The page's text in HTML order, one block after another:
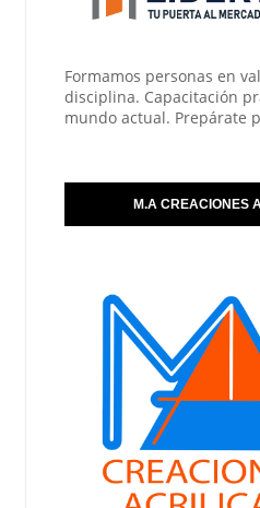
Formamos personas en
disciplina. Capacitación
mundo actual. Prepárate
M.A CREACIONES